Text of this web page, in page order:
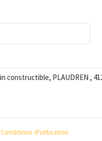
Conditions d'utilisation